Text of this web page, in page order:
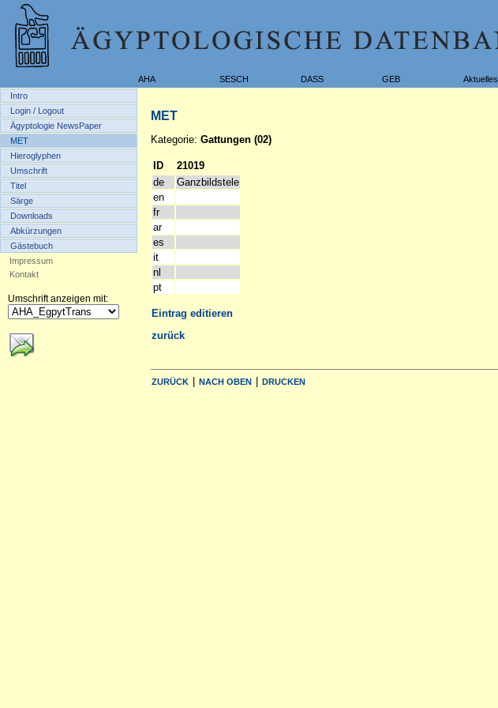
AHA SESCH DASS GEB Aktuelles
Intro
Login / Logout
Ägyptologie NewsPaper
MET
Hieroglyphen
Umschrift
Titel
Särge
Downloads
Abkürzungen
Gästebuch
Impressum
Kontakt
Umschrift anzeigen mit:
MET
Kategorie: Gattungen (02)
ID
21019
de
Ganzbildstele
en
fr
ar
es
it
nl
pt
Eintrag editieren
zurück
ZURÜCK | NACH OBEN | DRUCKEN